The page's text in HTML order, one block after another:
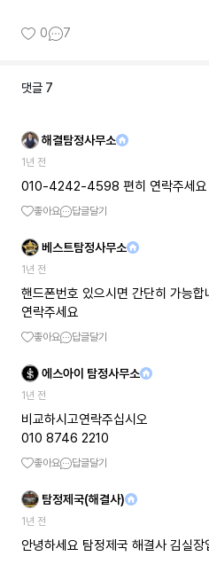
0 7
댓글 7
해결탐정사무소
1년 전
010-4242-4598 편히 연락주세요
좋아요 답글달기
베스트탐정사무소
1년 전
핸드폰번호 있으시면 간단히 가능
연락주세요
좋아요 답글달기
에스아이 탐정사무소
1년 전
비교하시고연락주십시오
010 8746 2210
좋아요 답글달기
탐정제국(해결사)
1년 전
안녕하세요 탐정제국 해결사 김실장